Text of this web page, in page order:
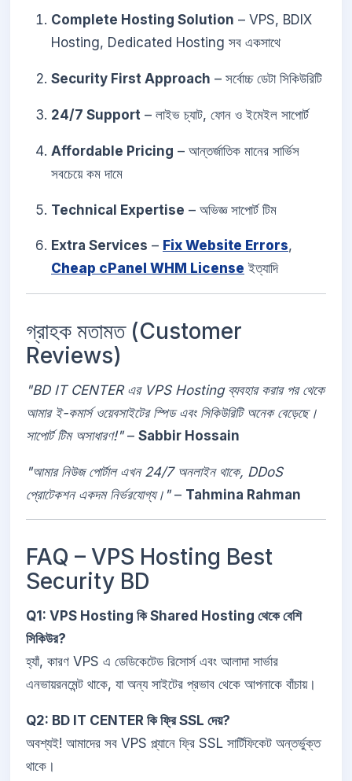
Complete Hosting Solution – VPS, BDIX
Hosting, Dedicated Hosting সব একসাথে
Security First Approach – সর্বোচ্চ ডেটা সিকিউরিটি
24/7 Support – লাইভ চ্যাট, ফোন ও ইমেইল সাপোর্ট
Affordable Pricing – আন্তর্জাতিক মানের সার্ভিস
সবচেয়ে কম দামে
Technical Expertise – অভিজ্ঞ সাপোর্ট টিম
Extra Services – Fix Website Errors,
Cheap cPanel WHM License ইত্যাদি
গ্রাহক মতামত (Customer
Reviews)
"BD IT CENTER এর VPS Hosting ব্যবহার করার পর থেকে
আমার ই-কমার্স ওয়েবসাইটের স্পিড এবং সিকিউরিটি অনেক বেড়েছে।
সাপোর্ট টিম অসাধারণ!"– Sabbir Hossain
"আমার নিউজ পোর্টাল এখন 24/7 অনলাইন থাকে, DDoS
প্রোটেকশন একদম নির্ভরযোগ্য।"– Tahmina Rahman
FAQ – VPS Hosting Best
Security BD
Q1: VPS Hosting কি Shared Hosting থেকে বেশি
সিকিউর?
হ্যাঁ, কারণ VPS এ ডেডিকেটেড রিসোর্স এবং আলাদা সার্ভার
এনভায়রনমেন্ট থাকে, যা অন্য সাইটের প্রভাব থেকে আপনাকে বাঁচায়।
Q2: BD IT CENTER কি ফ্রি SSL দেয়?
অবশ্যই! আমাদের সব VPS প্ল্যানে ফ্রি SSL সার্টিফিকেট অন্তর্ভুক্ত
থাকে।